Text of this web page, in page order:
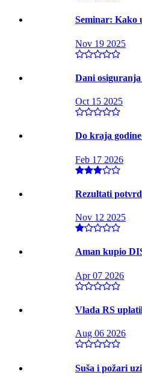
Seminar: Kako
Nov 19 2025
Dani
Oct 15 2025
Do kraja
Feb 17 2026
Rezultati
Nov 12 2025
Aman kupio
Apr 07 2026
Vlada RS
Aug 06 2026
Suša i požari